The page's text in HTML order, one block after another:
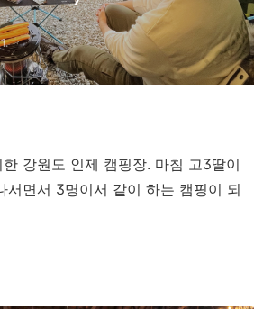
강원도 인제 캠핑장. 마침 고3딸이
서면서 3명이서 같이 하는 캠핑이 되